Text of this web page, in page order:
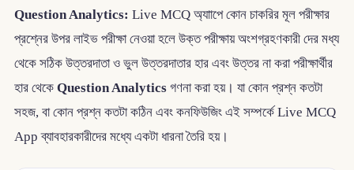
Question Analytics: Live MCQ অ্যাাপে কোন চাকরির মূল পরীক্ষার
প্রশ্নের উপর লাইভ পরীক্ষা নেওয়া হলে উক্ত পরীক্ষায় অংশগ্রহণকারী দের মধ্য
থেকে সঠিক উত্তরদাতা ও ভুল উত্তরদাতার হার এবং উত্তর না করা পরীক্ষার্থীর
হার থেকে Question Analyticsগণনা করা হয়। যা কোন প্রশ্ন কতটা
সহজ, বা কোন প্রশ্ন কতটা কঠিন এবং কনফিউজিং এই সম্পর্কে Live MCQ
App ব্যাবহারকারীদের মধ্যে একটা ধারনা তৈরি হয়।